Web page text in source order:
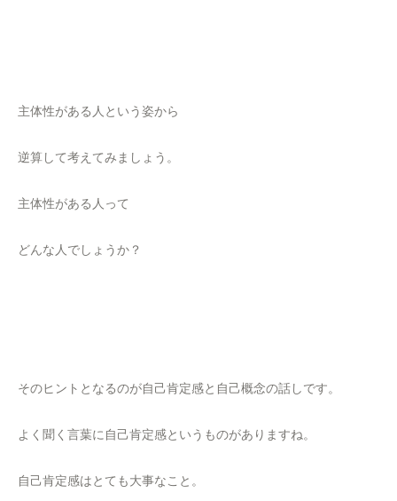
主体性がある人という姿から
逆算して考えてみましょう。
主体性がある人って
どんな人でしょうか？
そのヒントとなるのが自己肯定感と自己概念の話しです。
よく聞く言葉に自己肯定感というものがありますね。
自己肯定感はとても大事なこと。